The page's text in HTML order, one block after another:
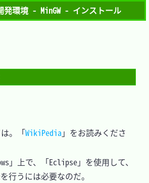
環境 - MinGW - インストール
。「WikiPedia 」をお読みくださ
」上で、「Eclipse」を使用して、
を行うには必要なのだ。